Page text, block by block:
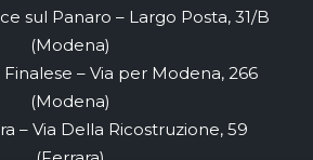
sul Panaro – Largo Posta, 31/B
(Modena)
Finalese – Via per Modena, 266
(Modena)
– Via Della Ricostruzione, 59